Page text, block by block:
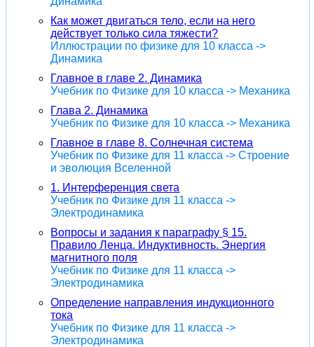
Как может двигаться тело, если на него
действует только сила тяжести?
Иллюстрации по физике для 10 класса ->
Динамика
Главное в главе 2. Динамика
Учебник по Физике для 10 класса -> Механика
Глава 2. Динамика
Учебник по Физике для 10 класса -> Механика
Главное в главе 8. Солнечная система
Учебник по Физике для 11 класса -> Строение
и эволюция Вселенной
1. Интерференция света
Учебник по Физике для 11 класса ->
Электродинамика
Вопросы и задания к параграфу § 15.
Правило Ленца. Индуктивность. Энергия
магнитного поля
Учебник по Физике для 11 класса ->
Электродинамика
Определение направления индукционного
тока
Учебник по Физике для 11 класса ->
Электродинамика